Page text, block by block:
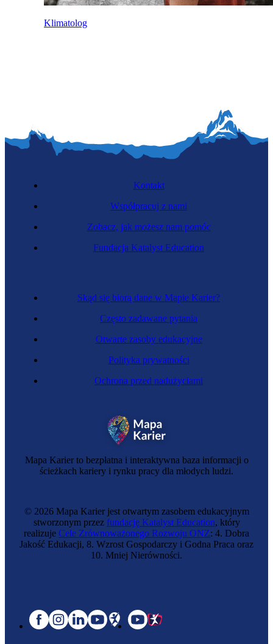
Klimatolog
Mapa Karier to bezpłatna i interaktywna baza informacji o
ścieżkach kariery i rynku pracy dla młodych ludzi.
Skąd się biorą dane w Mapie Karier?
Często zadawane pytania
Otwarte zasoby edukacyjne
Polityka prywatności
Ochrona przed nadużyciami
Kontakt
Współpracuj z nami
Zobacz, jak możesz nam pomóc
Fundacja Katalyst Education
© 2026 Mapa Karier jest otwartym zasobem edukacyjnym
stworzonym przez fundację Katalyst Education, który
realizuje Cele Zrównoważonego Rozwoju ONZ: 4. Dobra
Jakość Edukacji, 8. Wzrost Gospodarczy i Godna Praca oraz
10. Mniej Nierówności.